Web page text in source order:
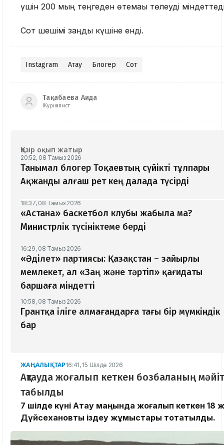
үшін 200 мың теңгеден өтемақы төлеуді
Сот шешімі заңды күшіне енді.
Instagram Ақтау Блогер Сот
Тақабаева Аида
Журналист
Қазір оқып жатыр
20:52, 08 Тамыз 2026
Танымал блогер Тоқаевтың сүйікті тұлпары
Ақжанды алғаш рет кең далада түсірді
18:37, 08 Тамыз 2026
«Астана» баскетбол клубы жабыла ма?
Министрлік түсініктеме берді
16:29, 08 Тамыз 2026
«Әділет» партиясы: Қазақстан – зайырлы
мемлекет, ал «Заң және тәртіп» қағидаты
баршаға міндетті
10:58, 08 Тамыз 2026
Грантқа іліге алмағандарға тағы бір мүмкіндік
бар
ЖАҢАЛЫҚТАР 16:41, 15 Шілде 2026
Ақтауда жоғалып кеткен бозбаланың
табылды
7 шілде күні Ақтау маңында жоғалып кеткен 18
Дүйсехановты іздеу жұмыстары тоқтатылды.